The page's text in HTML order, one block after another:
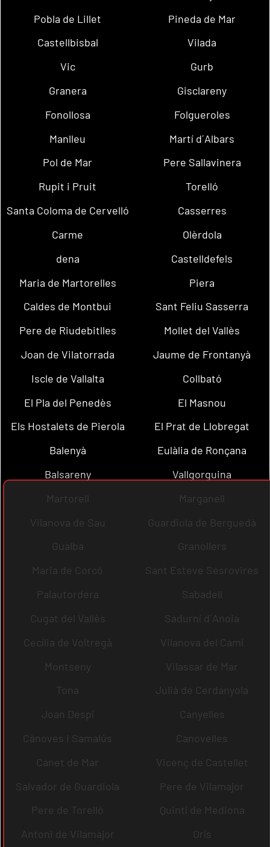
Pobla de Lillet
Pineda de Mar
Castellbisbal
Vilada
Vic
Gurb
Granera
Gisclareny
Fonollosa
Folgueroles
Manlleu
Martí d´Albars
Pol de Mar
Pere Sallavinera
Rupit i Pruit
Torelló
Santa Coloma de Cervelló
Casserres
Carme
Olèrdola
dena
Castelldefels
Maria de Martorelles
Piera
Caldes de Montbui
Sant Feliu Sasserra
Pere de Riudebitlles
Mollet del Vallès
Joan de Vilatorrada
Jaume de Frontanyà
Iscle de Vallalta
Collbató
El Pla del Penedès
El Masnou
Els Hostalets de Pierola
El Prat de Llobregat
Balenyà
Eulàlia de Ronçana
Balsareny
Vallgorguina
Martorell
Marganell
Vilanova de Sau
Guardiola de Berguedà
Gualba
Granollers
Maria de Corcó
Sant Esteve Sesrovires
Palautordera
Sabadell
Cugat del Vallès
Sadurní d´Anoia
Cecília de Voltregà
Vilanova del Camí
Montseny
Vilassar de Mar
Tona
Julià de Cerdanyola
Joan Despí
Canyelles
Cànoves i Samalús
Canovelles
Canet de Mar
Vicenç de Castellet
Salvador de Guardiola
Pere de Vilamajor
Pere de Torelló
Quintí de Mediona
Antoni de Vilamajor
Orís